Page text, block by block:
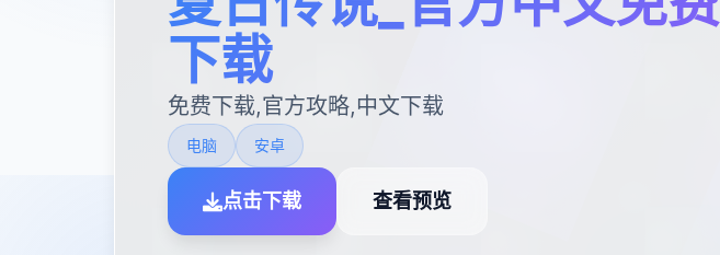
下载
免费下载,官方攻略,中文下载
电脑 安卓
点击下载 查看预览